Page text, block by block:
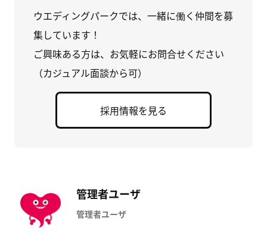
ウエディングパークでは、一緒に働く仲間を募
集しています！
ご興味ある方は、お気軽にお問合せください
（カジュアル面談から可）
採用情報を見る
管理者ユーザ
管理者ユーザ